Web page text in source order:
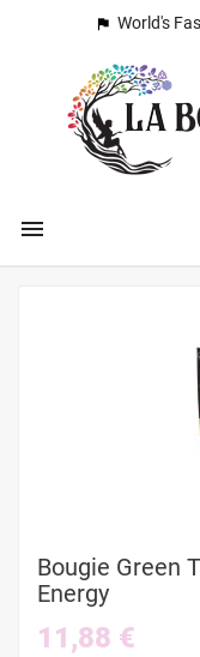
 World's

Bougie Green
Energy
11,88 €